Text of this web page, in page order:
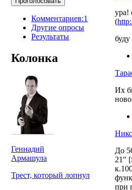
Комментариев:1
Другие опросы
Результаты
Колонка
Геннадий
Армашула
Трест, который лопнул
ура!
(
Их
До
21"
при